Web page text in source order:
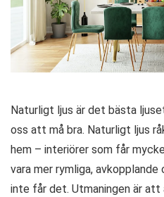
Naturligt ljus är det bästa
oss att må bra. Naturligt ljus
hem – interiörer som får
vara mer rymliga,
inte får det. Utmaningen är